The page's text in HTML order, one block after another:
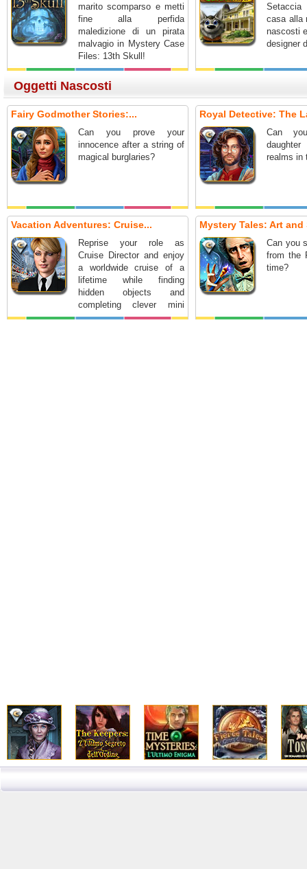
marito scomparso e metti
fine alla perfida
maledizione di un pirata
malvagio in Mystery Case
Files: 13th Skull!
casa alla
nascosti
designer
Oggetti Nascosti
Fairy Godmother Stories:...
Can you prove your
innocence after a string of
magical burglaries?
Royal Detective: The
Can
realms in
Vacation Adventures: Cruise...
Reprise your role as
Cruise Director and enjoy
a worldwide cruise of a
lifetime while finding
hidden objects and
completing clever mini
games.
Mystery Tales: Art and
Can you
from the
time?